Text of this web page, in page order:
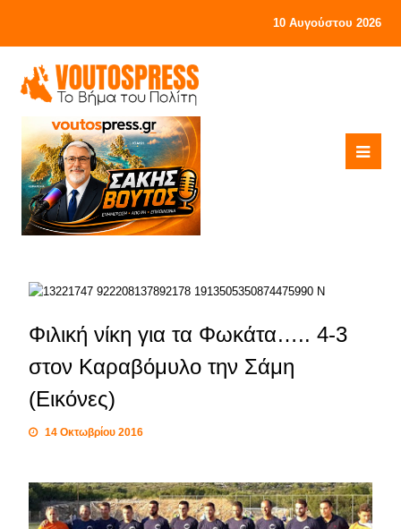
10 Αυγούστου 2026
Φιλική νίκη για τα Φωκάτα….. 4-3
στον Καραβόμυλο την Σάμη
(Εικόνες)
14 Οκτωβρίου 2016